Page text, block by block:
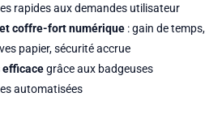
rapides aux demandes utilisateur
coffre-fort numérique: gain de temps,
papier, sécurité accrue
efficacegrâce aux badgeuses
automatisées